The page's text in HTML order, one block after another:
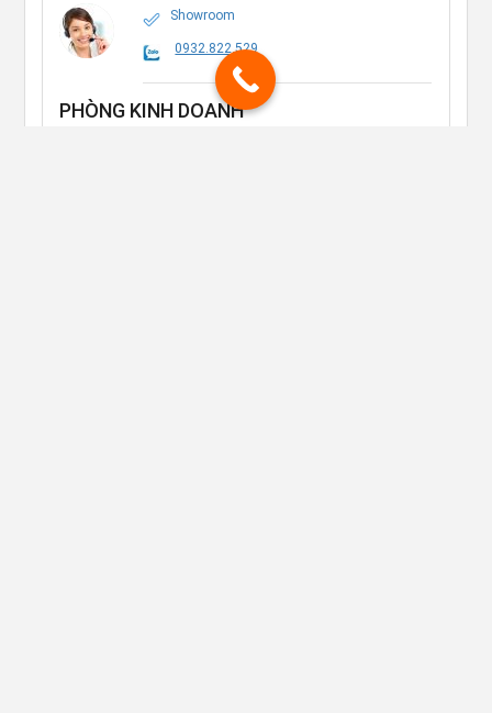
Showroom
0932.822.529
PHÒNG KINH DOANH